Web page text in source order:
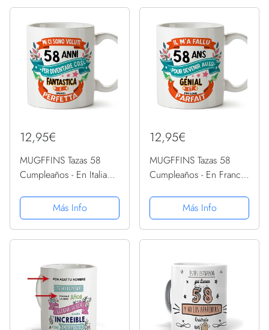
abuelo,...
12,95€
MUGFFINS Tazas 58
Cumpleaños - En Italiano
anni per diventare cosi
fantastico - 11 oz -
Regalo original y
Más Info
12,95€
MUGFFINS Tazas 58
Cumpleaños - En Francés
devenir aussi geniale - 11
oz - Regalo original y
divertido
Más Info